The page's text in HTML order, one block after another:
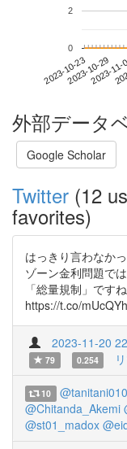
2023-10-232023-10-29
2023-
0
2
外部データ
Google Scholar
Twitter (12
favorites)
はっきり言わなか
ゾーン金利問題で
「総量規制」です
https://t.co/
2023-11-20
79
0.254
10
@Chitanda_Akemi
@st01_madox